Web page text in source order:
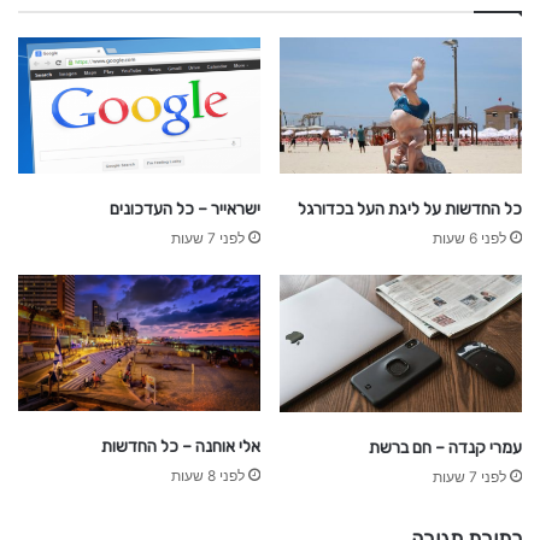
כל החדשות על ליגת העל בכדורגל
לפני 6 שעות
ישראייר – כל העדכונים
לפני 7 שעות
עמרי קנדה – חם ברשת
לפני 7 שעות
אלי אוחנה – כל החדשות
לפני 8 שעות